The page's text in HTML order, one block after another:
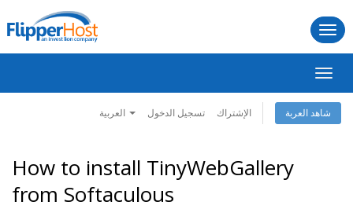
تبديل
التنقل
تسجيل الدخول الإشتراك شاهد العربة
How to install TinyWebGallery
from Softaculous